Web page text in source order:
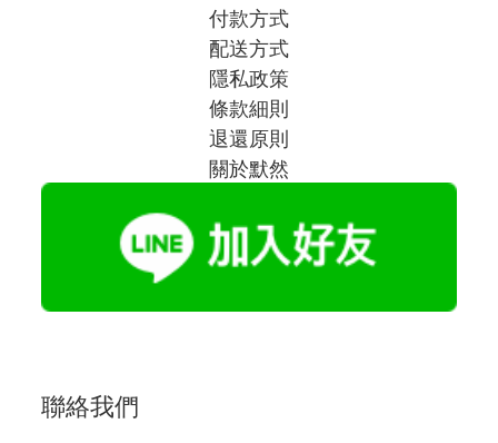
付款方式
配送方式
隱私政策
條款細則
退還原則
關於默然
聯絡我們